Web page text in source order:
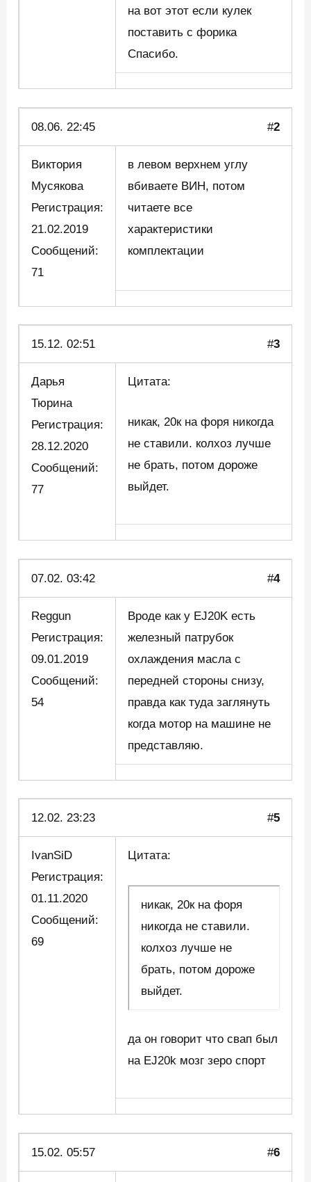
на вот этот если кулек
поставить с форика
Спасибо.
08.06. 22:45 #2
Виктория
Мусякова
Регистрация:
21.02.2019
Сообщений:
71
в левом верхнем углу
вбиваете ВИН, потом
читаете все
характеристики
комплектации
15.12. 02:51 #3
Дарья
Тюрина
Регистрация:
28.12.2020
Сообщений:
77
Цитата:
никак, 20к на форя никогда
не ставили. колхоз лучше
не брать, потом дороже
выйдет.
07.02. 03:42 #4
Reggun
Регистрация:
09.01.2019
Сообщений:
54
Вроде как у EJ20K есть
железный патрубок
охлаждения масла с
передней стороны снизу,
правда как туда заглянуть
когда мотор на машине не
представляю.
12.02. 23:23 #5
IvanSiD
Регистрация:
01.11.2020
Сообщений:
69
Цитата:
никак, 20к на форя
никогда не ставили.
колхоз лучше не
брать, потом дороже
выйдет.
да он говорит что свап был
на EJ20k мозг зеро спорт
15.02. 05:57 #6